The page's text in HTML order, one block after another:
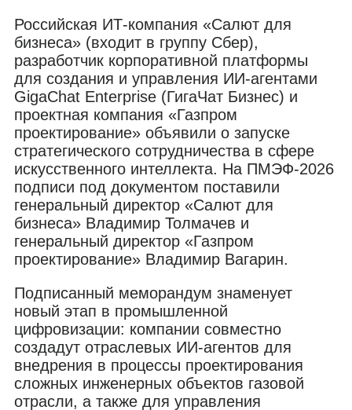
Российская ИТ-компания «Салют для
бизнеса» (входит в группу Сбер),
разработчик корпоративной платформы
для создания и управления ИИ-агентами
GigaChat Enterprise (ГигаЧат Бизнес) и
проектная компания «Газпром
проектирование» объявили о запуске
стратегического сотрудничества в сфере
искусственного интеллекта. На ПМЭФ-2026
подписи под документом поставили
генеральный директор «Салют для
бизнеса» Владимир Толмачев и
генеральный директор «Газпром
проектирование» Владимир Вагарин.
Подписанный меморандум знаменует
новый этап в промышленной
цифровизации: компании совместно
создадут отраслевых ИИ-агентов для
внедрения в процессы проектирования
сложных инженерных объектов газовой
отрасли, а также для управления